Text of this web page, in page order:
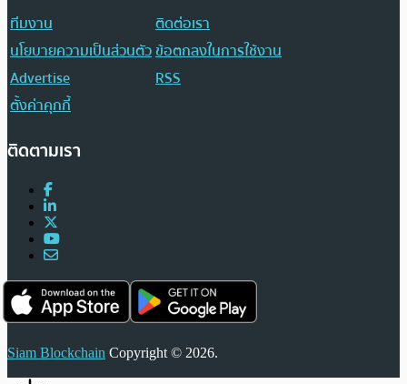
ทีมงาน
ติดต่อเรา
นโยบายความเป็นส่วนตัวข้อตกลงในการใช้งาน
Advertise
RSS
ตั้งค่าคุกกี้
ติดตามเรา
Siam Blockchain Copyright © 2026.